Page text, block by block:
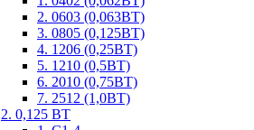
2. 0603 (0,063ВТ)
3. 0805 (0,125ВТ)
4. 1206 (0,25ВТ)
5. 1210 (0,5ВТ)
6. 2010 (0,75ВТ)
7. 2512 (1,0ВТ)
2. 0,125 ВТ